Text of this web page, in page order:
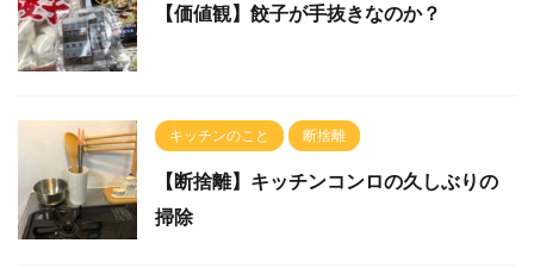
【価値観】餃子が手抜きなのか？
キッチンのこと 断捨離
【断捨離】キッチンコンロの久しぶりの
掃除